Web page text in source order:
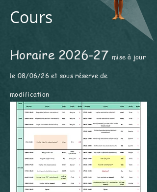
Cours
Horaire 2026-27 mise à jour
le 08/06/26 et sous réserve de
modification